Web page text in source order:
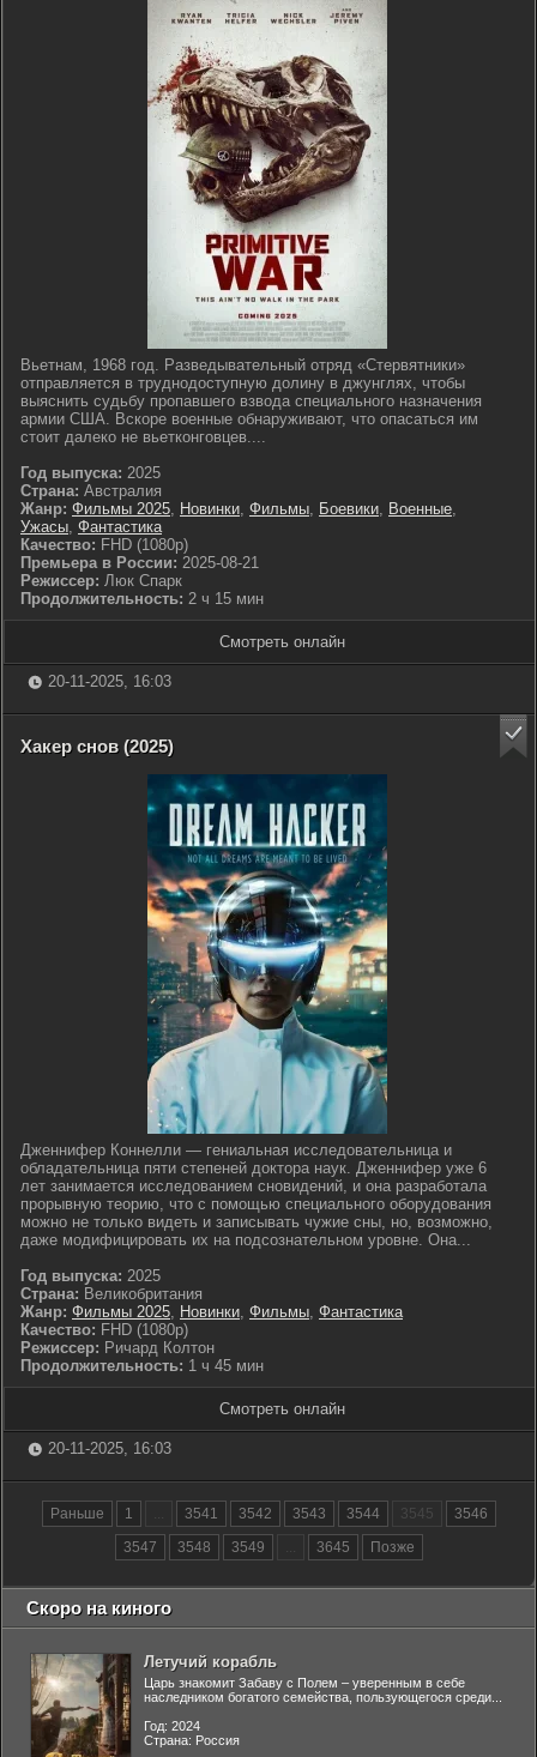
Вьетнам, 1968 год. Разведывательный отряд «Стервятники»
отправляется в труднодоступную долину в джунглях, чтобы
выяснить судьбу пропавшего взвода специального назначения
армии США. Вскоре военные обнаруживают, что опасаться им
стоит далеко не вьетконговцев....
Год выпуска: 2025
Страна: Австралия
Жанр: Фильмы 2025, Новинки, Фильмы, Боевики, Военные,
Ужасы, Фантастика
Качество: FHD (1080p)
Премьера в России: 2025-08-21
Режиссер: Люк Спарк
Продолжительность: 2 ч 15 мин
Смотреть онлайн
20-11-2025, 16:03
Хакер снов (2025)
Дженнифер Коннелли — гениальная исследовательница и
обладательница пяти степеней доктора наук. Дженнифер уже 6
лет занимается исследованием сновидений, и она разработала
прорывную теорию, что с помощью специального оборудования
можно не только видеть и записывать чужие сны, но, возможно,
даже модифицировать их на подсознательном уровне. Она...
Год выпуска: 2025
Страна: Великобритания
Жанр: Фильмы 2025, Новинки, Фильмы, Фантастика
Качество: FHD (1080p)
Режиссер: Ричард Колтон
Продолжительность: 1 ч 45 мин
Смотреть онлайн
20-11-2025, 16:03
Раньше 1 ... 3541 3542 3543 3544 3545
3546
3547
3548 3549 ... 3645 Позже
Скоро на киного
Летучий корабль
Царь знакомит Забаву с Полем – уверенным в себе
наследником богатого семейства, пользующегося среди...
Год: 2024
Страна: Россия